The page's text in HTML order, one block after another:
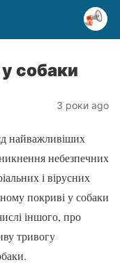
собаки
3 роки ago
найважливіших
небезпечних
і вірусних
покриві у собаки
іншого, про
тривогу